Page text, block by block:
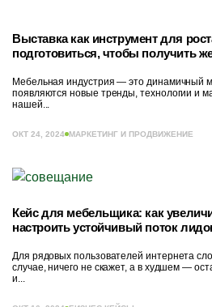
Выставка как инструмент для
подготовиться, чтобы получить
Мебельная индустрия — это динамичный
появляются новые тренды, технологии и
нашей...
ОКТ 24, 2024 МАРКЕТИНГ И ПРОДВИЖЕНИЕ
Кейс для мебельщика: как
настроить устойчивый поток
Для рядовых пользователей интернета
случае, ничего не скажет, а в худшем —
и...